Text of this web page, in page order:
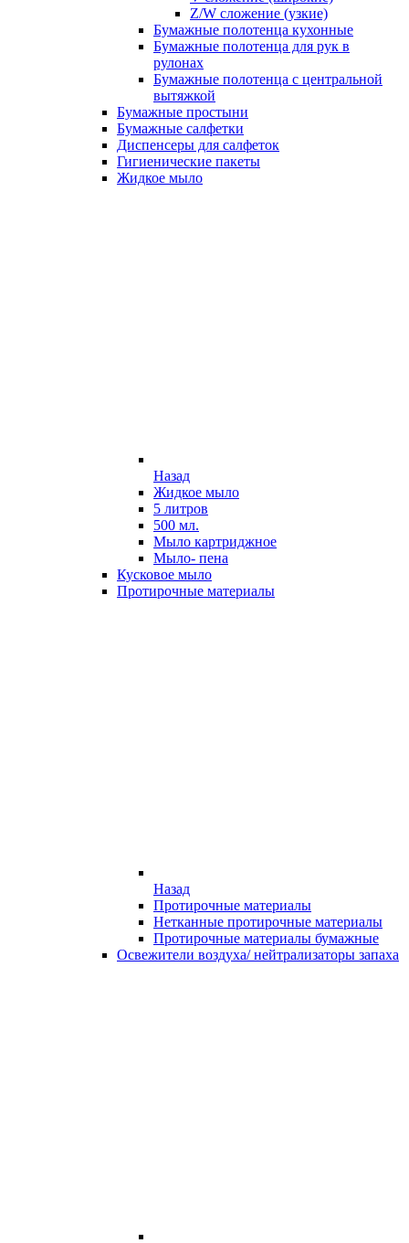
Z/W сложение (узкие)
Бумажные полотенца кухонные
Бумажные полотенца для рук в
рулонах
Бумажные полотенца с центральной
вытяжкой
Бумажные простыни
Бумажные салфетки
Диспенсеры для салфеток
Гигиенические пакеты
Жидкое мыло
Назад
Жидкое мыло
5 литров
500 мл.
Мыло картриджное
Мыло- пена
Кусковое мыло
Протирочные материалы
Назад
Протирочные материалы
Нетканные протирочные материалы
Протирочные материалы бумажные
Освежители воздуха/ нейтрализаторы запаха